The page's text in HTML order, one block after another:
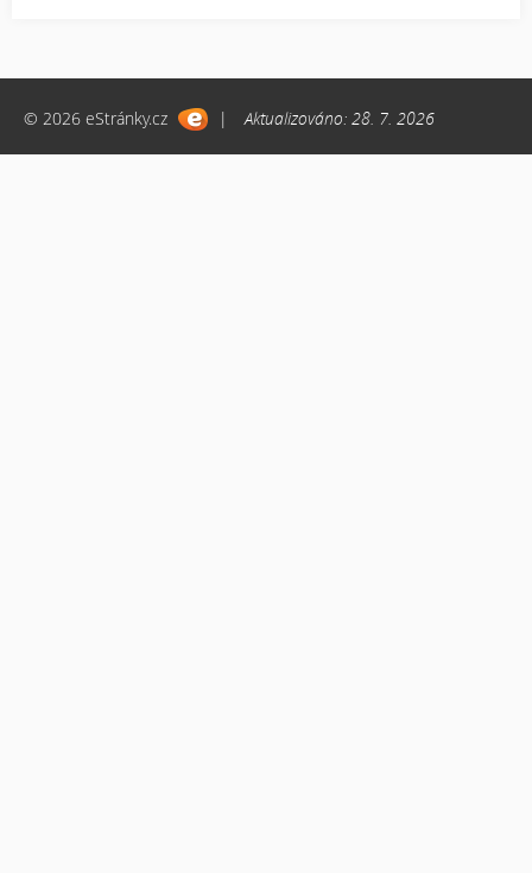
© 2026 eStránky.cz | Aktualizováno: 28. 7. 2026